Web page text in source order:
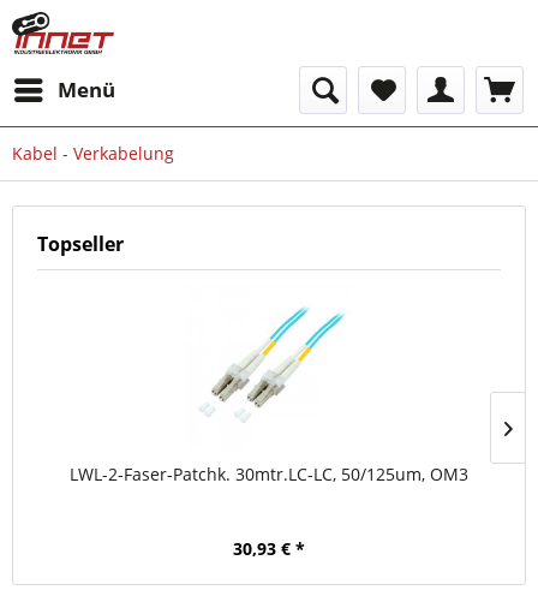
Menü
Kabel - Verkabelung
Topseller
LWL-2-Faser-Patchk. 30mtr.LC-LC, 50/125um, OM3
30,93 € *